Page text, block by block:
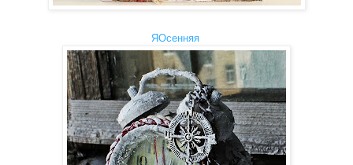
ЯОсенняя